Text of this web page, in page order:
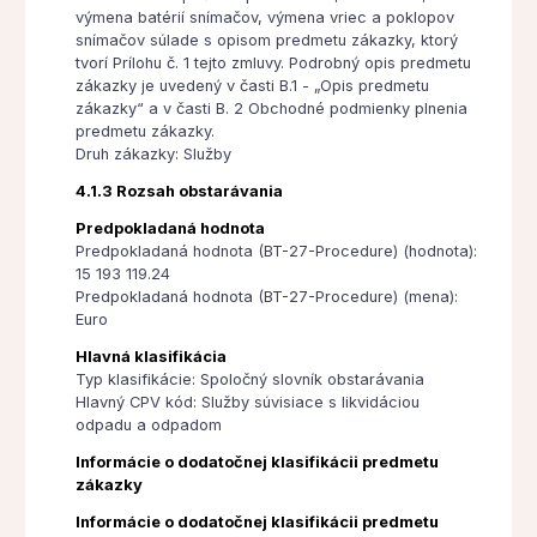
výmena batérií snímačov, výmena vriec a poklopov
snímačov súlade s opisom predmetu zákazky, ktorý
tvorí Prílohu č. 1 tejto zmluvy. Podrobný opis predmetu
zákazky je uvedený v časti B.1 - „Opis predmetu
zákazky“ a v časti B. 2 Obchodné podmienky plnenia
predmetu zákazky.
Druh zákazky: Služby
4.1.3 Rozsah obstarávania
Predpokladaná hodnota
Predpokladaná hodnota (BT-27-Procedure) (hodnota):
15 193 119.24
Predpokladaná hodnota (BT-27-Procedure) (mena):
Euro
Hlavná klasifikácia
Typ klasifikácie: Spoločný slovník obstarávania
Hlavný CPV kód: Služby súvisiace s likvidáciou
odpadu a odpadom
Informácie o dodatočnej klasifikácii predmetu
zákazky
Informácie o dodatočnej klasifikácii predmetu